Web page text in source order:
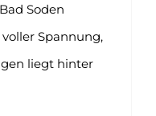
Soden
Spannung,
liegt hinter